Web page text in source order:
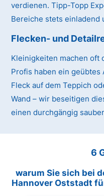
verdienen. Tipp-Topp
Bereiche stets einladend
Flecken- und
Kleinigkeiten machen oft
Profis haben ein geübtes
Fleck auf dem Teppich
Wand – wir beseitigen
einen durchgängig
6
warum Sie sich bei
Hannover Oststadt